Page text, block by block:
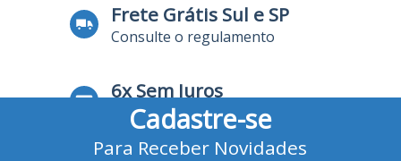
Frete Grátis Sul e SP
Consulte o regulamento
6x Sem Juros
no Cartão de Crédito
Cadastre-se
Para Receber Novidades